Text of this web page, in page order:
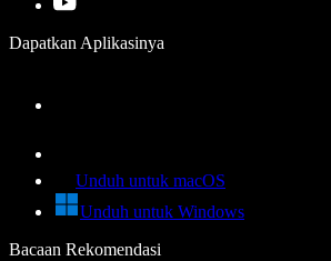
Dapatkan Aplikasinya
Unduh untuk macOS
Unduh untuk Windows
Bacaan Rekomendasi